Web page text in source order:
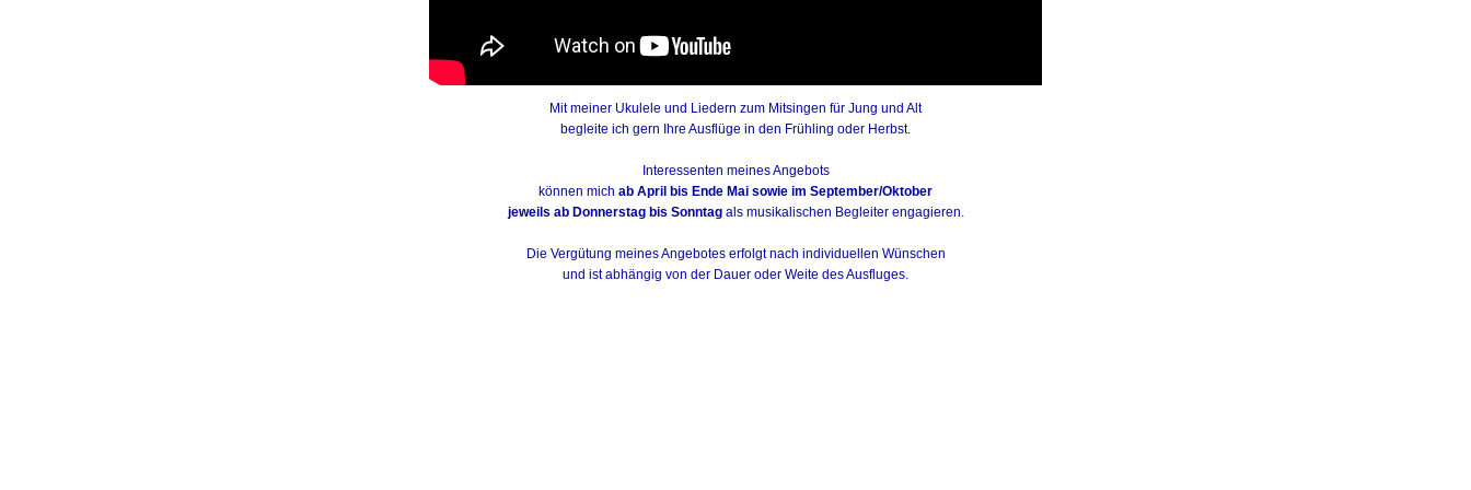
Mit meiner Ukulele und Liedern zum Mitsingen für Jung und Alt
begleite ich gern Ihre Ausflüge in den Frühling oder Herbst.
Interessenten meines Angebots
können mich ab April bis Ende Mai sowie im September/Oktober
jeweils ab Donnerstag bis Sonntagals musikalischen Begleiter engagieren.
Die Vergütung meines Angebotes erfolgt nach individuellen Wünschen
und ist abhängig von der Dauer oder Weite des Ausfluges.